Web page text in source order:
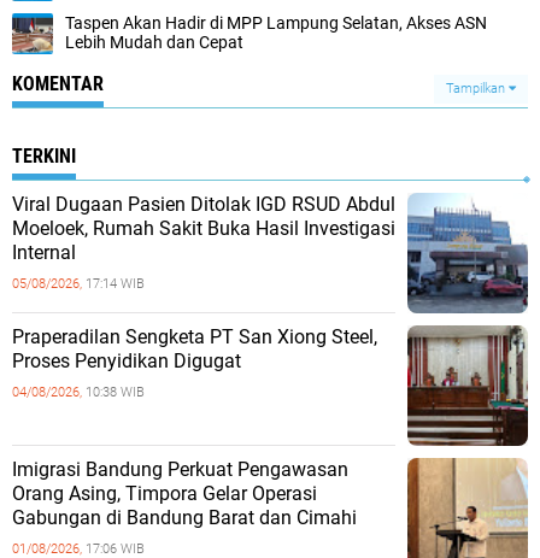
Taspen Akan Hadir di MPP Lampung Selatan, Akses ASN
Lebih Mudah dan Cepat
KOMENTAR Tampilkan
TERKINI
Viral Dugaan Pasien Ditolak IGD RSUD Abdul
Moeloek, Rumah Sakit Buka Hasil Investigasi
Internal
05/08/2026, 17:14 WIB
Praperadilan Sengketa PT San Xiong Steel,
Proses Penyidikan Digugat
04/08/2026, 10:38 WIB
Imigrasi Bandung Perkuat Pengawasan
Orang Asing, Timpora Gelar Operasi
Gabungan di Bandung Barat dan Cimahi
01/08/2026, 17:06 WIB